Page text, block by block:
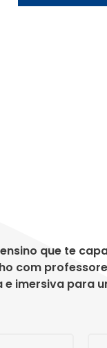
que te
com
imersiva para